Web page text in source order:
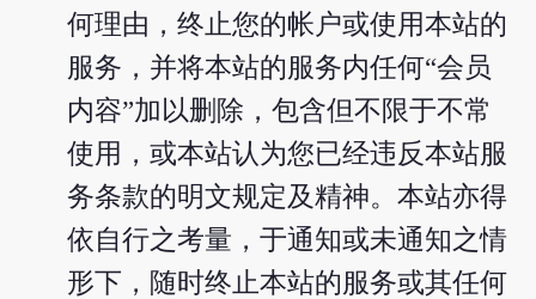
何理由，终止您的帐户或使用本站的
服务，并将本站的服务内任何“会员
内容”加以删除，包含但不限于不常
使用，或本站认为您已经违反本站服
务条款的明文规定及精神。本站亦得
依自行之考量，于通知或未通知之情
形下，随时终止本站的服务或其任何